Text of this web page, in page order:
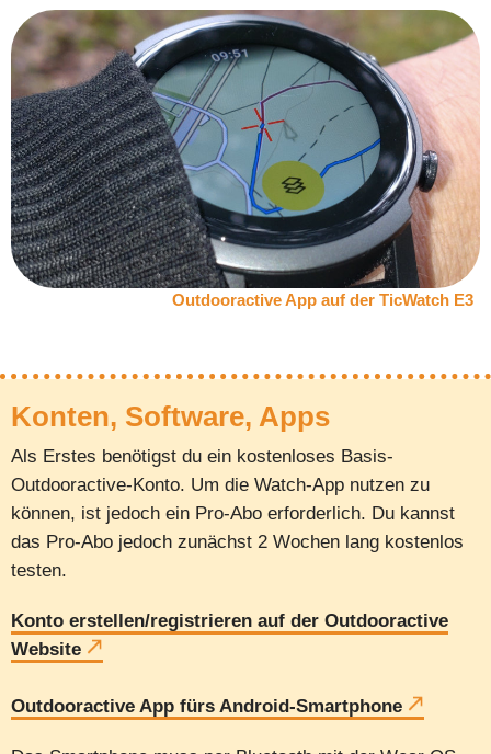
Outdooractive App auf der TicWatch E3
Konten, Software, Apps
Als Erstes benötigst du ein kostenloses Basis-
Outdooractive-Konto. Um die Watch-App nutzen zu
können, ist jedoch ein Pro-Abo erforderlich. Du kannst
das Pro-Abo jedoch zunächst 2 Wochen lang kostenlos
testen.
Konto erstellen/registrieren auf der Outdooractive
Website
Outdooractive App fürs Android-Smartphone